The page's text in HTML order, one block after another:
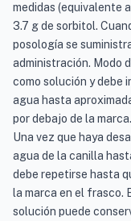
medidas (equivalente
3.7 g de sorbitol.
posología se
administración. Modo
como solución y debe
agua hasta
por debajo de la
Una vez que haya
agua de la canilla
debe repetirse hasta
la marca en el frasco.
solución puede